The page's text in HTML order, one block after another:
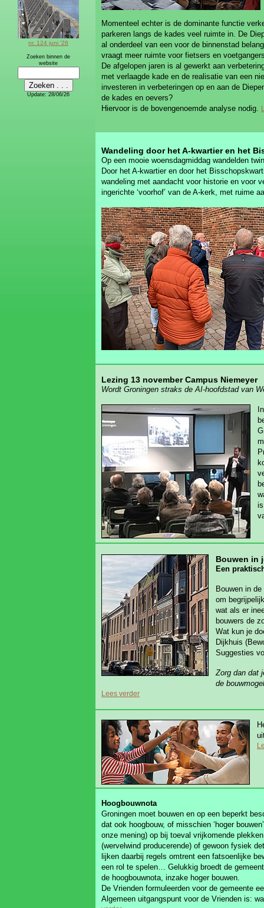
nr. 124 juni '26
Zoeken binnen de
website
Update: 28/06/26
Momenteel echter is de dominante functie
parkeren langs de kades veel ruimte in. De
al onderdeel van een voor de binnenstad
vraagt meer ruimte voor fietsers en
De afgelopen jaren is al gewerkt aan
met verlaagde kade en de realisatie van een
investeren in verbeteringen op en aan de
de kades en oevers?
Hiervoor is de bovengenoemde analyse nodig.
Wandeling door het A-kwartier en het
Op een mooie woensdagmiddag wandelden
Door het A-kwartier en door het
wandeling met aandacht voor historie en voor
ingerichte ‘voorhof’ van de A-kerk, met ruime
Lezing 13 november Campus Niemeyer
Wordt Groningen straks de AI-hoofdstad van
Bouwen in
Een
Bouwen in
om
wat als er
bouwers de
Wat kun je
Dijkhuis
Suggesties
Zorg dan dat
de
Lees verder
Hoogbouwnota
Groningen moet bouwen en op een beperkt
dat ook hoogbouw, of misschien ‘hoger
onze mening) op bij toeval vrijkomende
(wervelwind producerende) of gewoon fysiek
lijken daarbij regels omtrent een fatsoenlijke
een rol te spelen… Gelukkig broedt de
de hoogbouwnota, inzake hoger bouwen.
De Vrienden formuleerden voor de gemeente
Algemeen uitgangspunt voor de Vrienden is: